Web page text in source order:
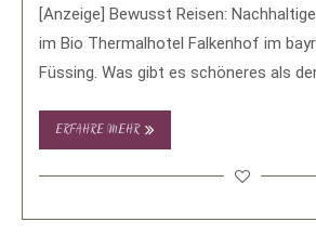
[Anzeige] Bewusst Reisen:
im Bio Thermalhotel Falkenhof im
Füssing. Was gibt es schöneres als
ERFAHRE MEHR